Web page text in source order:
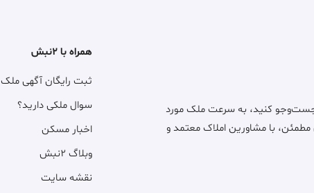
جست‌وجو کنید، به سرعت ملک مورد
مطمئن، با مشاورین املاک معتمد و
همراه با ۲نبش
ثبت رایگان آگهی ملک
سوال ملکی دارید؟
اخبار مسکن
وبلاگ ۲نبش
نقشه سایت